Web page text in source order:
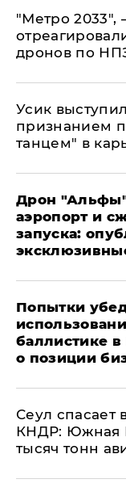
"Метро 2033",
дронов по
Усик
признанием
танцем" в
Дрон
аэропорт и
запуска:
Попытки
баллистике
о позиции
​Сеул спасает
КНДР: Южная
тысяч тонн